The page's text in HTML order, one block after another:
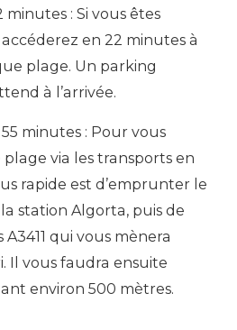
minutes : Si vous êtes
en 22 minutes à
plage. Un parking
à l’arrivée.
minutes : Pour vous
via les transports en
rapide est d’emprunter le
station Algorta, puis de
qui vous mènera
Il vous faudra ensuite
environ 500 mètres.